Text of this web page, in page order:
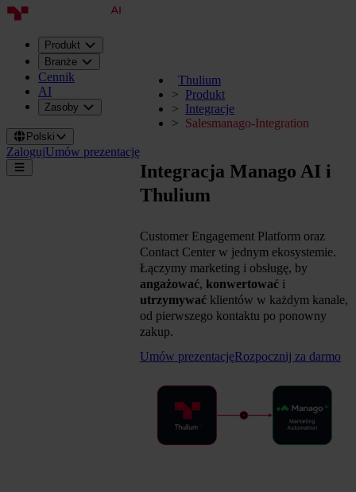
Produkt
Branże
Cennik
AI
Zasoby
Polski
ZalogujUmów prezentację
Thulium
Produkt
Integracje
Salesmanago-Integration
Integracja Manago AI i
Thulium
Customer Engagement Platform oraz
Contact Center w jednym ekosystemie.
Łączymy marketing i obsługę, by
angażować, konwertować i
utrzymywać klientów w każdym kanale,
od pierwszego kontaktu po ponowny
zakup.
Umów prezentacjęRozpocznij za darmo